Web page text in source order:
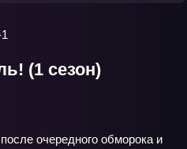
(1 сезон)
очередного обморока и